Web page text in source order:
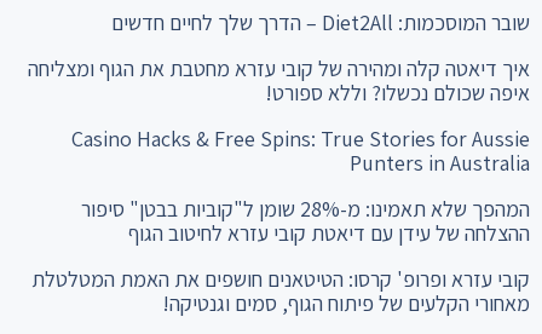
שובר המוסכמות: Diet2All – הדרך שלך לחיים חדשים
איך דיאטה קלה ומהירה של קובי עזרא מחטבת את הגוף ומצליחה
איפה שכולם נכשלו? וללא ספורט!
Casino Hacks & Free Spins: True Stories for Aussie
Punters in Australia
המהפך שלא תאמינו: מ-28% שומן ל"קוביות בבטן" סיפור
ההצלחה של עידן עם דיאטת קובי עזרא לחיטוב הגוף
קובי עזרא ופרופ' קרסו: הטיטאנים חושפים את האמת המטלטלת
מאחורי הקלעים של פיתוח הגוף, סמים וגנטיקה!